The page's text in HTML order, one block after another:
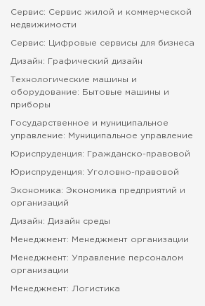
Сервис: Сервис жилой и коммерческой
недвижимости
Сервис: Цифровые сервисы для бизнеса
Дизайн: Графический дизайн
Технологические машины и
оборудование: Бытовые машины и
приборы
Государственное и муниципальное
управление: Муниципальное управление
Юриспруденция: Гражданско-правовой
Юриспруденция: Уголовно-правовой
Экономика: Экономика предприятий и
организаций
Дизайн: Дизайн среды
Менеджмент: Менеджмент организации
Менеджмент: Управление персоналом
организации
Менеджмент: Логистика